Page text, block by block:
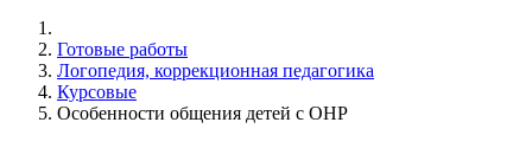
Готовые работы
Логопедия, коррекционная педагогика
Курсовые
Особенности общения детей с ОНР